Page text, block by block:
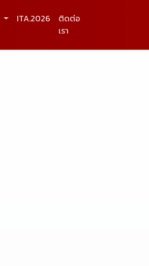
ITA.2026
ติดต่อ
เรา